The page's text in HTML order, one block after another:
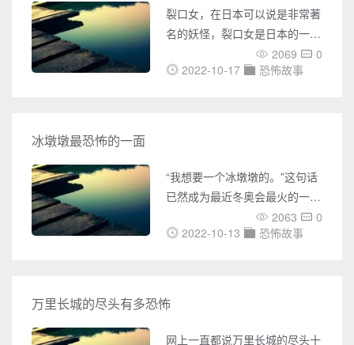
不舒服，尤其是那些有密集恐惧
症的人，如果看了玉米男孩实物
图的话，估计是会很痛苦的吧，
那么这种玉米饼是怎么来呢？
裂口女，在日本可以说是非常著
名的妖怪，裂口女是日本的一个
都市传说，相传裂口是一个披头
散发，戴着口罩的女人，喜欢抓
什么意思真的存在吗？图片恐怖
吓死人。裂口女是什么意思？裂
口女不仅是一部日本恐怖电影，
也是日本都市传说的一种现代型
2069
0
2022-10-17
恐怖故事
冰墩墩最恐怖的一面
“我想要一个冰墩墩的。”这句话
已然成为最近冬奥会最火的一句
话，一只普通的熊猫玩偶，加了
一个冰壳，摇身一变成为奥运会
的冬奥商品特许店，也面临着
“一上架即售罄”的态势。2月8
日，湖北孝感的一名女孩突然想
2063
0
2022-10-13
恐怖故事
万里长城的尽头有多恐怖
网上一直都说万里长城的尽头十